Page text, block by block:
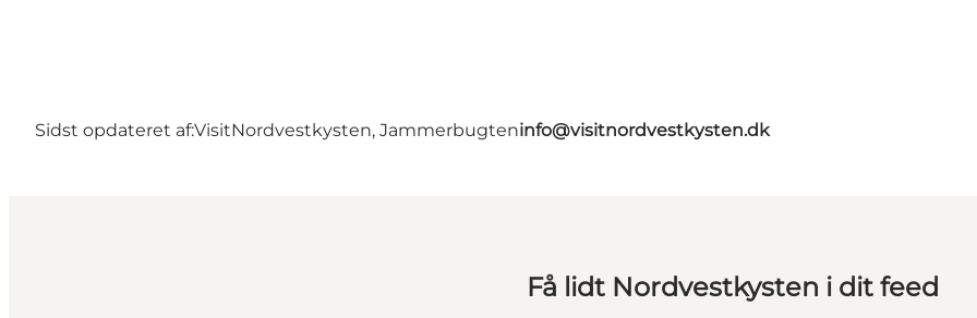
Sidst opdateret af:VisitNordvestkysten, Jammerbugteninfo@visitnordvestkysten.dk
Få lidt Nordvestkysten i dit feed